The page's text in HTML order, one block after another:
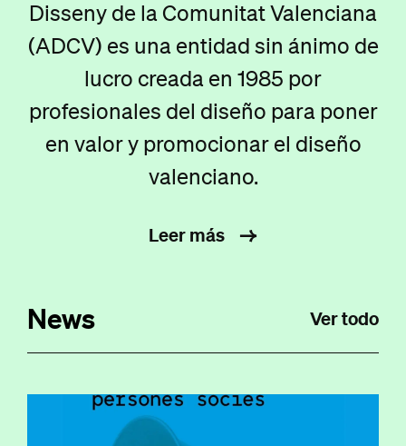
Asociación
de
Diseñadores
de
la
Comunidad
Disseny de la Comunitat Valenciana
(ADCV) es una entidad sin ánimo de
lucro creada en 1985 por
profesionales del diseño para poner
en valor y promocionar el diseño
valenciano.
Leer más
News Ver todo